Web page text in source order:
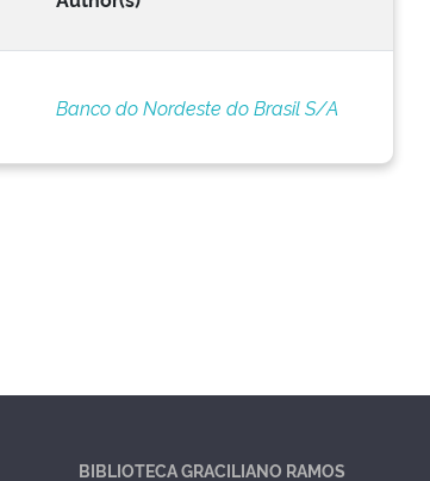
Banco do Nordeste do Brasil S/A
BIBLIOTECA GRACILIANO RAMOS